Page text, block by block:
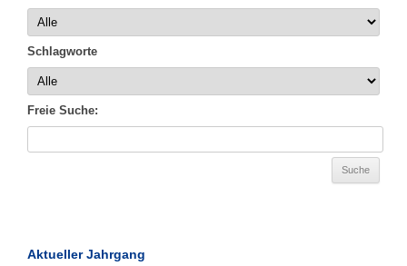
Schlagworte
Freie Suche:
Aktueller Jahrgang